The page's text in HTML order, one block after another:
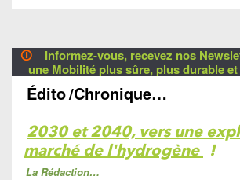
🛈
Informez-vous, recevez nos
une Mobilité plus sûre, plus durable
Édito/Chronique…
2030 et 2040, vers une
marché de l'hydrogène !
La Rédaction…